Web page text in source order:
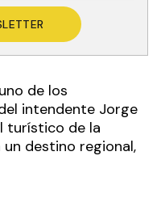
de los
intendente Jorge
turístico de la
destino regional,